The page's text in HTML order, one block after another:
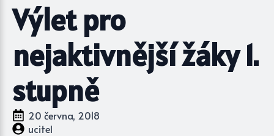
Výlet pro
nejaktivnější žáky 1.
stupně
20 června, 2018
ucitel